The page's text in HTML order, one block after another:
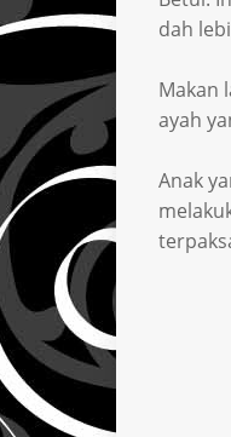
dah
Makan
ayah
Anak